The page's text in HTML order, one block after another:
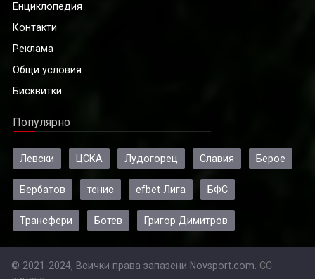
Енциклопедия
Контакти
Реклама
Общи условия
Бисквитки
Популярно
Левски ЦСКА Лудогорец Славия Берое
Бербатов тенис efbet Лига БФС
Трансфери Ботев Григор Димитров
© 2021-2024, Всички права запазени Novsport.com. CC